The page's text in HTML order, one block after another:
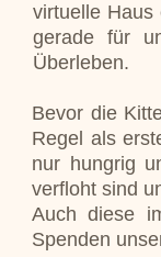
virtuelle Haus
gerade für
Überleben.
Bevor die
Regel als
nur hungrig
verfloht sind
Auch diese
Spenden